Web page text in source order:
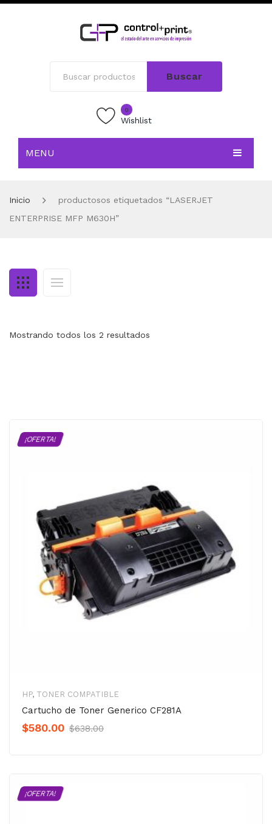
Buscar
0
Wishlist
MENU
TIENDA
MI CUENTA
Inicio
productosos etiquetados “LASERJET
ENTERPRISE MFP M630H”
Mostrando todos los 2 resultados
¡OFERTA!
HP, TONER COMPATIBLE
Cartucho de Toner Generico CF281A
$638.00Original
$580.00
Current
¡OFERTA!